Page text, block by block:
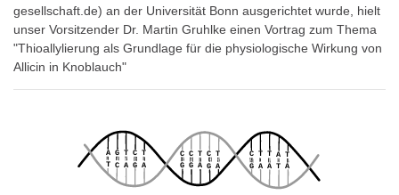
gesellschaft.de) an der Universität Bonn ausgerichtet wurde, hielt
unser Vorsitzender Dr. Martin Gruhlke einen Vortrag zum Thema
"Thioallylierung als Grundlage für die physiologische Wirkung von
Allicin in Knoblauch"